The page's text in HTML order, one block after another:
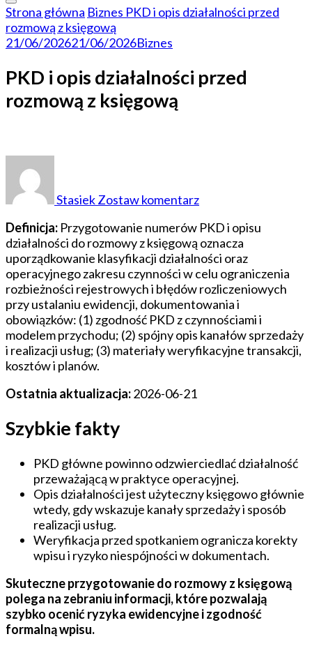
Strona główna Biznes PKD i opis działalności przed
rozmową z księgową
21/06/202621/06/2026Biznes
PKD i opis działalności przed
rozmową z księgową
StasiekZostaw komentarz
opis
działalności
przed
rozmową
z
księgową
Definicja: Przygotowanie numerów PKD i opisu
działalności do rozmowy z księgową oznacza
uporządkowanie klasyfikacji działalności oraz
operacyjnego zakresu czynności w celu ograniczenia
rozbieżności rejestrowych i błędów rozliczeniowych
przy ustalaniu ewidencji, dokumentowania i
obowiązków: (1) zgodność PKD z czynnościami i
modelem przychodu; (2) spójny opis kanałów sprzedaży
i realizacji usług; (3) materiały weryfikacyjne transakcji,
kosztów i planów.
Ostatnia aktualizacja:2026-06-21
Szybkie fakty
PKD główne powinno odzwierciedlać działalność
przeważającą w praktyce operacyjnej.
Opis działalności jest użyteczny księgowo głównie
wtedy, gdy wskazuje kanały sprzedaży i sposób
realizacji usług.
Weryfikacja przed spotkaniem ogranicza korekty
wpisu i ryzyko niespójności w dokumentach.
Skuteczne przygotowanie do rozmowy z księgową
polega na zebraniu informacji, które pozwalają
szybko ocenić ryzyka ewidencyjne i zgodność
formalną wpisu.